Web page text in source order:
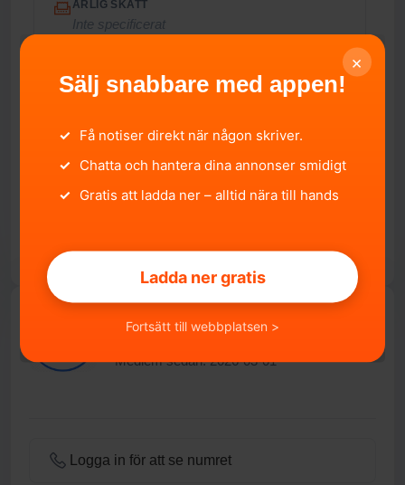
ÅRLIG SKATT
Inte specificerat
Inte specificerat
Inte specificerat
Inte specificerat
Andrii Zhytar
Medlem sedan: 2026-03-01
Logga in för att se numret
×
Sälj snabbare med appen!
✓ Få notiser direkt när någon skriver.
✓ Chatta och hantera dina annonser smidigt
✓ Gratis att ladda ner – alltid nära till hands
Ladda ner gratis
Fortsätt till webbplatsen >